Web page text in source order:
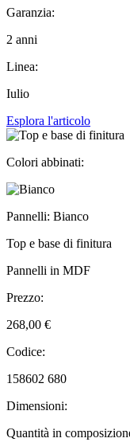
Garanzia:
2 anni
Linea:
Iulio
Esplora l'articolo
Colori abbinati:
Pannelli: Bianco
Top e base di finitura
Pannelli in MDF
Prezzo:
268,00 €
Codice:
158602 680
Dimensioni:
Quantità in